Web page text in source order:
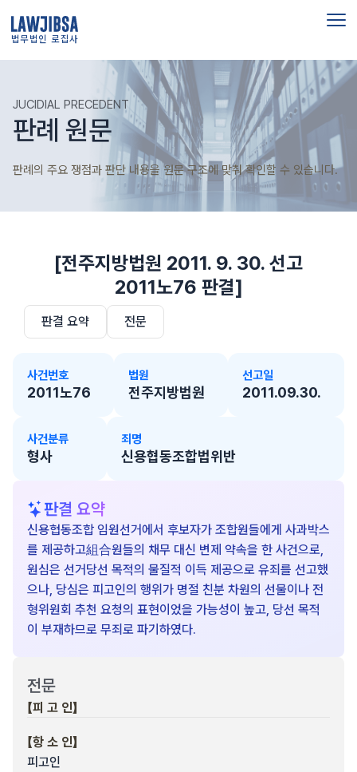
법무법인 로집사
JUCIDIAL PRECEDENT
판례 원문
판례의 주요 쟁점과 판단 내용을 원문 구조에 맞춰 확인할 수 있습니다.
[전주지방법원 2011. 9. 30. 선고
2011노76 판결]
판결 요약 전문
사건번호
2011노76
법원
전주지방법원
선고일
2011.09.30.
사건분류
형사
죄명
신용협동조합법위반
판결 요약
신용협동조합 임원선거에서 후보자가 조합원들에게 사과박스
를 제공하고組合원들의 채무 대신 변제 약속을 한 사건으로,
원심은 선거당선 목적의 물질적 이득 제공으로 유죄를 선고했
으나, 당심은 피고인의 행위가 명절 친분 차원의 선물이나 전
형위원회 추천 요청의 표현이었을 가능성이 높고, 당선 목적
이 부재하므로 무죄로 파기하였다.
전문
【피 고 인】
【항 소 인】
피고인